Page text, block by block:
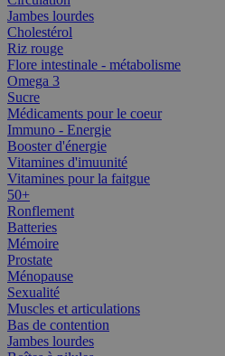
Jambes lourdes
Cholestérol
Riz rouge
Flore intestinale - métabolisme
Omega 3
Sucre
Médicaments pour le coeur
Immuno - Energie
Booster d'énergie
Vitamines d'imuunité
Vitamines pour la faitgue
50+
Ronflement
Batteries
Mémoire
Prostate
Ménopause
Sexualité
Muscles et articulations
Bas de contention
Jambes lourdes